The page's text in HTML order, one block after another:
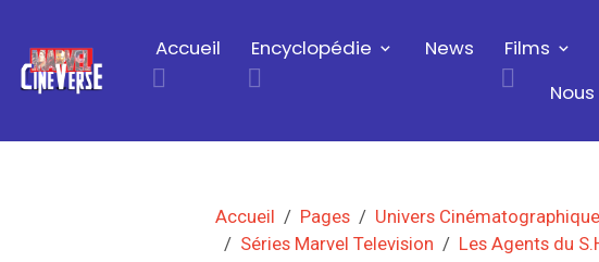
Accueil Encyclopédie News Films
Accueil Pages Univers
Séries Marvel Television
Les Agents du